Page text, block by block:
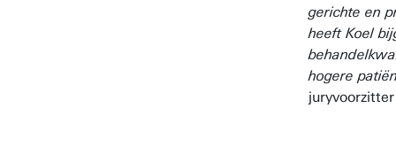
gerichte en
heeft Koel
hogere